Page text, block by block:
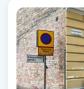
Terapi
Thaimassage